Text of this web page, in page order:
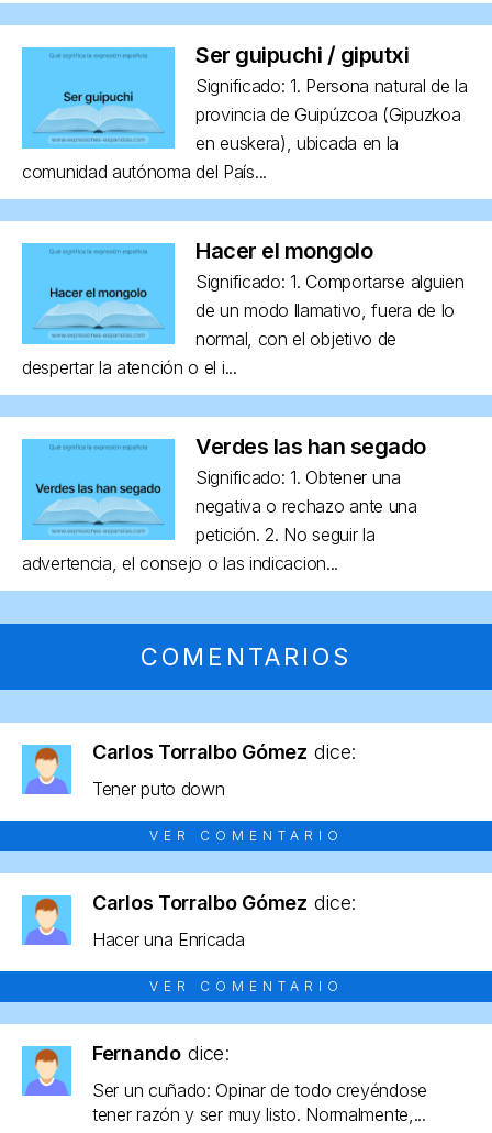
Ser guipuchi / giputxi
Significado: 1. Persona natural de la
provincia de Guipúzcoa (Gipuzkoa
en euskera), ubicada en la
comunidad autónoma del País...
Hacer el mongolo
Significado: 1. Comportarse alguien
de un modo llamativo, fuera de lo
normal, con el objetivo de
despertar la atención o el i...
Verdes las han segado
Significado: 1. Obtener una
negativa o rechazo ante una
petición. 2. No seguir la
advertencia, el consejo o las indicacion...
COMENTARIOS
Carlos Torralbo Gómez dice:
Tener puto down
VER COMENTARIO
Carlos Torralbo Gómez dice:
Hacer una Enricada
VER COMENTARIO
Fernando dice:
Ser un cuñado: Opinar de todo creyéndose
tener razón y ser muy listo. Normalmente,...